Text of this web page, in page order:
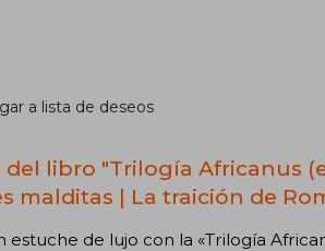
a lista de deseos
del libro "Trilogía Africanus
malditas | La traición de
estuche de lujo con la «Trilogía